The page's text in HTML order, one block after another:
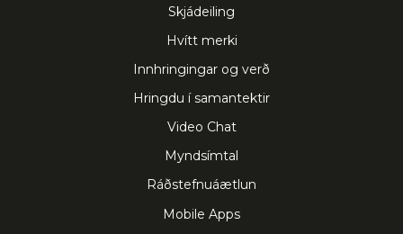
Skjádeiling
Hvítt merki
Innhringingar og verð
Hringdu í samantektir
Video Chat
Myndsímtal
Ráðstefnuáætlun
Mobile Apps